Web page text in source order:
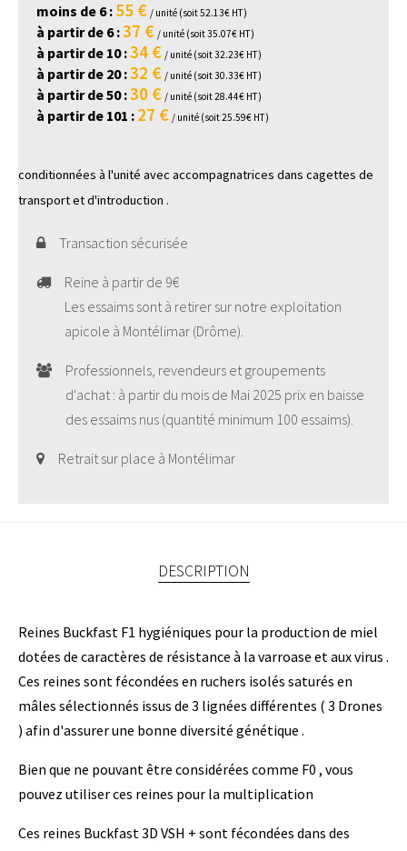
DESCRIPTION
Reines Buckfast F1 hygiéniques pour la production de miel
dotées de caractères de résistance à la varroase et aux virus .
Ces reines sont fécondées en ruchers isolés saturés en
mâles sélectionnés issus de 3 lignées différentes ( 3 Drones
) afin d'assurer une bonne diversité génétique .
Bien que ne pouvant être considérées comme F0 , vous
pouvez utiliser ces reines pour la multiplication
Ces reines Buckfast 3D VSH + sont fécondées dans des
moins de 6 : 55 € / unité (soit 52.13€ HT)
à partir de 6 :37 € / unité (soit 35.07€ HT)
à partir de 10 :34 € / unité (soit 32.23€ HT)
à partir de 20 :32 € / unité (soit 30.33€ HT)
à partir de 50 :30 € / unité (soit 28.44€ HT)
à partir de 101 : 27 € / unité (soit 25.59€ HT)
conditionnées à l'unité avec accompagnatrices dans cagettes de
transport et d'introduction .
Transaction sécurisée
Reine à partir de 9€
Les essaims sont à retirer sur notre exploitation
apicole à Montélimar (Drôme).
Professionnels, revendeurs et groupements
d'achat : à partir du mois de Mai 2025 prix en baisse
des essaims nus (quantité minimum 100 essaims).
Retrait sur place à Montélimar